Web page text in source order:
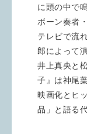
に頭の中で
ボーン奏者
テレビで流
郎によって
井上真央と
子』は神尾
映画化とヒ
品」と語る